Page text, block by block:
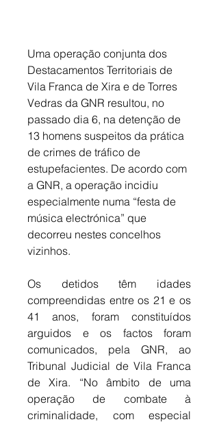
Uma operação conjunta dos
Destacamentos Territoriais de
Vila Franca de Xira e de Torres
Vedras da GNR resultou, no
passado dia 6, na detenção de
13 homens suspeitos da prática
de crimes de tráfico de
estupefacientes. De acordo com
a GNR, a operação incidiu
especialmente numa “festa de
música electrónica” que
decorreu nestes concelhos
vizinhos.
Os detidos têm idades
compreendidas entre os 21 e os
41 anos, foram constituídos
arguidos e os factos foram
comunicados, pela GNR, ao
Tribunal Judicial de Vila Franca
de Xira. “No âmbito de uma
operação de combate à
criminalidade, com especial